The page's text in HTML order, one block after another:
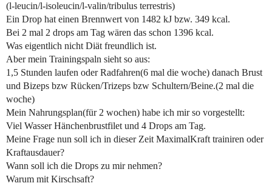
(l-leucin/l-isoleucin/l-valin/tribulus terrestris)
Ein Drop hat einen Brennwert von 1482 kJ bzw. 349 kcal.
Bei 2 mal 2 drops am Tag wären das schon 1396 kcal.
Was eigentlich nicht Diät freundlich ist.
Aber mein Trainingspaln sieht so aus:
1,5 Stunden laufen oder Radfahren(6 mal die woche) danach Brust
und Bizeps bzw Rücken/Trizeps bzw Schultern/Beine.(2 mal die
woche)
Mein Nahrungsplan(für 2 wochen) habe ich mir so vorgestellt:
Viel Wasser Hänchenbrustfilet und 4 Drops am Tag.
Meine Frage nun soll ich in dieser Zeit MaximalKraft trainiren oder
Kraftausdauer?
Wann soll ich die Drops zu mir nehmen?
Warum mit Kirschsaft?